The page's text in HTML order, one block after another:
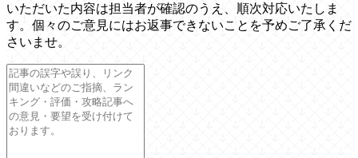
いただいた内容は担当者が確認のうえ、順次対応いたしま
す。個々のご意見にはお返事できないことを予めご了承くだ
さいませ。